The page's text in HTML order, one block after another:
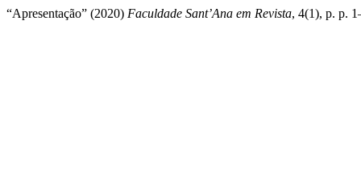
“Apresentação” (2020) Faculdade Sant’Ana em Revista, 4(1), p. p.